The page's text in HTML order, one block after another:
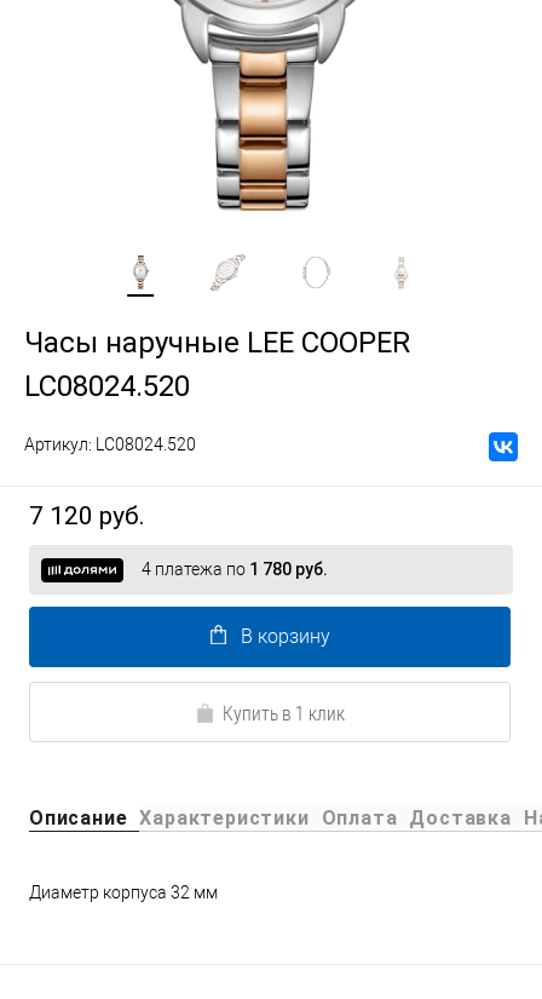
Часы наручные LEE COOPER
LC08024.520
Артикул: LC08024.520
7 120 руб.
4 платежа по 1 780 руб.
В корзину
Купить в 1 клик
Описание Характеристики Оплата Доставка
Диаметр корпуса 32 мм